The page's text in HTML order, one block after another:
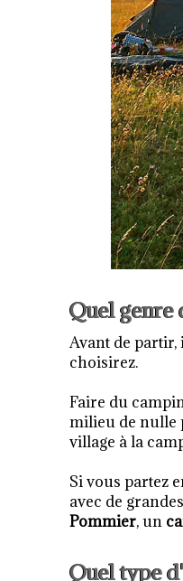
Quel genre
Avant de partir,
choisirez.
Faire du
milieu de nulle
village à la
Si vous partez
avec de
Pommier, un
Quel type